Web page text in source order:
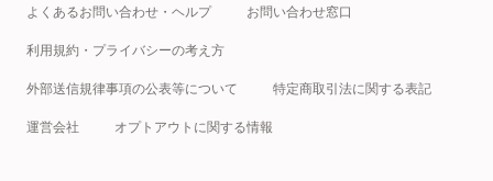
よくあるお問い合わせ・ヘルプ お問い合わせ窓口
利用規約・プライバシーの考え方
外部送信規律事項の公表等について 特定商取引法に関する表記
運営会社 オプトアウトに関する情報